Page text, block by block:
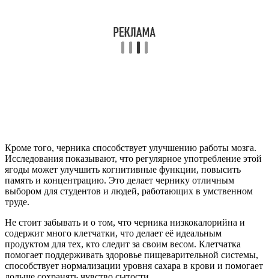
Кроме того, черника способствует улучшению работы мозга.
Исследования показывают, что регулярное употребление этой
ягоды может улучшить когнитивные функции, повысить
память и концентрацию. Это делает чернику отличным
выбором для студентов и людей, работающих в умственном
труде.
Не стоит забывать и о том, что черника низкокалорийна и
содержит много клетчатки, что делает её идеальным
продуктом для тех, кто следит за своим весом. Клетчатка
помогает поддерживать здоровье пищеварительной системы,
способствует нормализации уровня сахара в крови и помогает